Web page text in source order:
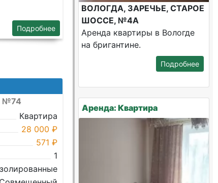
Подробнее
№74
Квартира
28 000 ₽
571 ₽
1
ВОЛОГДА, ЗАРЕЧЬЕ, СТАРОЕ
ШОССЕ, №4А
Аренда квартиры в Вологде
на бригантине.
Подробнее
Аренда: Квартира